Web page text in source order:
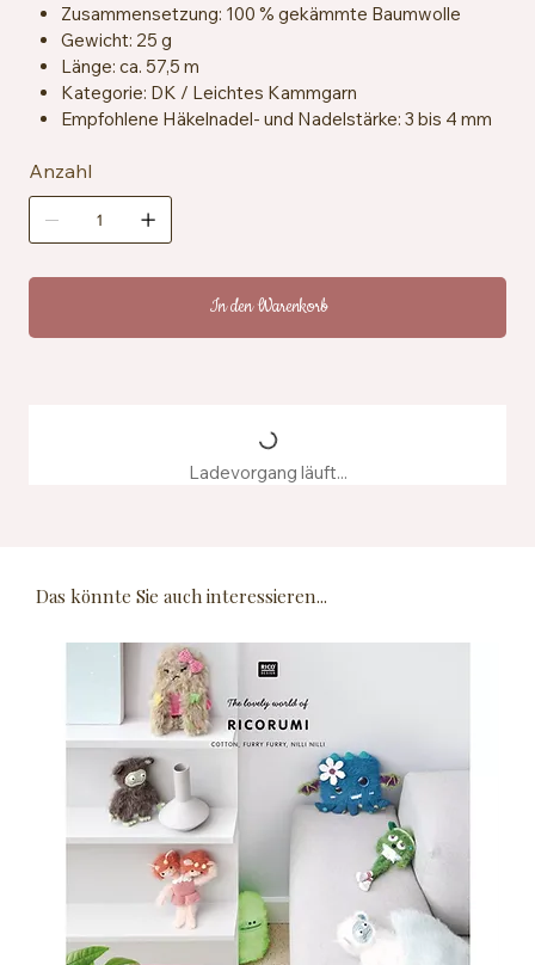
Zusammensetzung: 100 % gekämmte Baumwolle
Gewicht: 25 g
Länge: ca. 57,5 m
Kategorie: DK / Leichtes Kammgarn
Empfohlene Häkelnadel- und Nadelstärke: 3 bis 4 mm
cm
Zertifizierung: OEKO-TEX® Standard 100
Besondere Merkmale: vegan, speichelresistent
Pflegehinweise: Maschinenwaschbar bei 30 °C
Anzahl
In den Warenkorb
Ladevorgang läuft...
Das könnte Sie auch interessieren...